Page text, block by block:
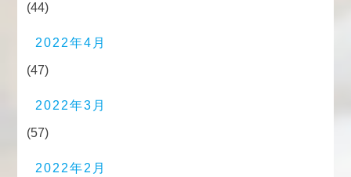
(44)
2022年4月
(47)
2022年3月
(57)
2022年2月